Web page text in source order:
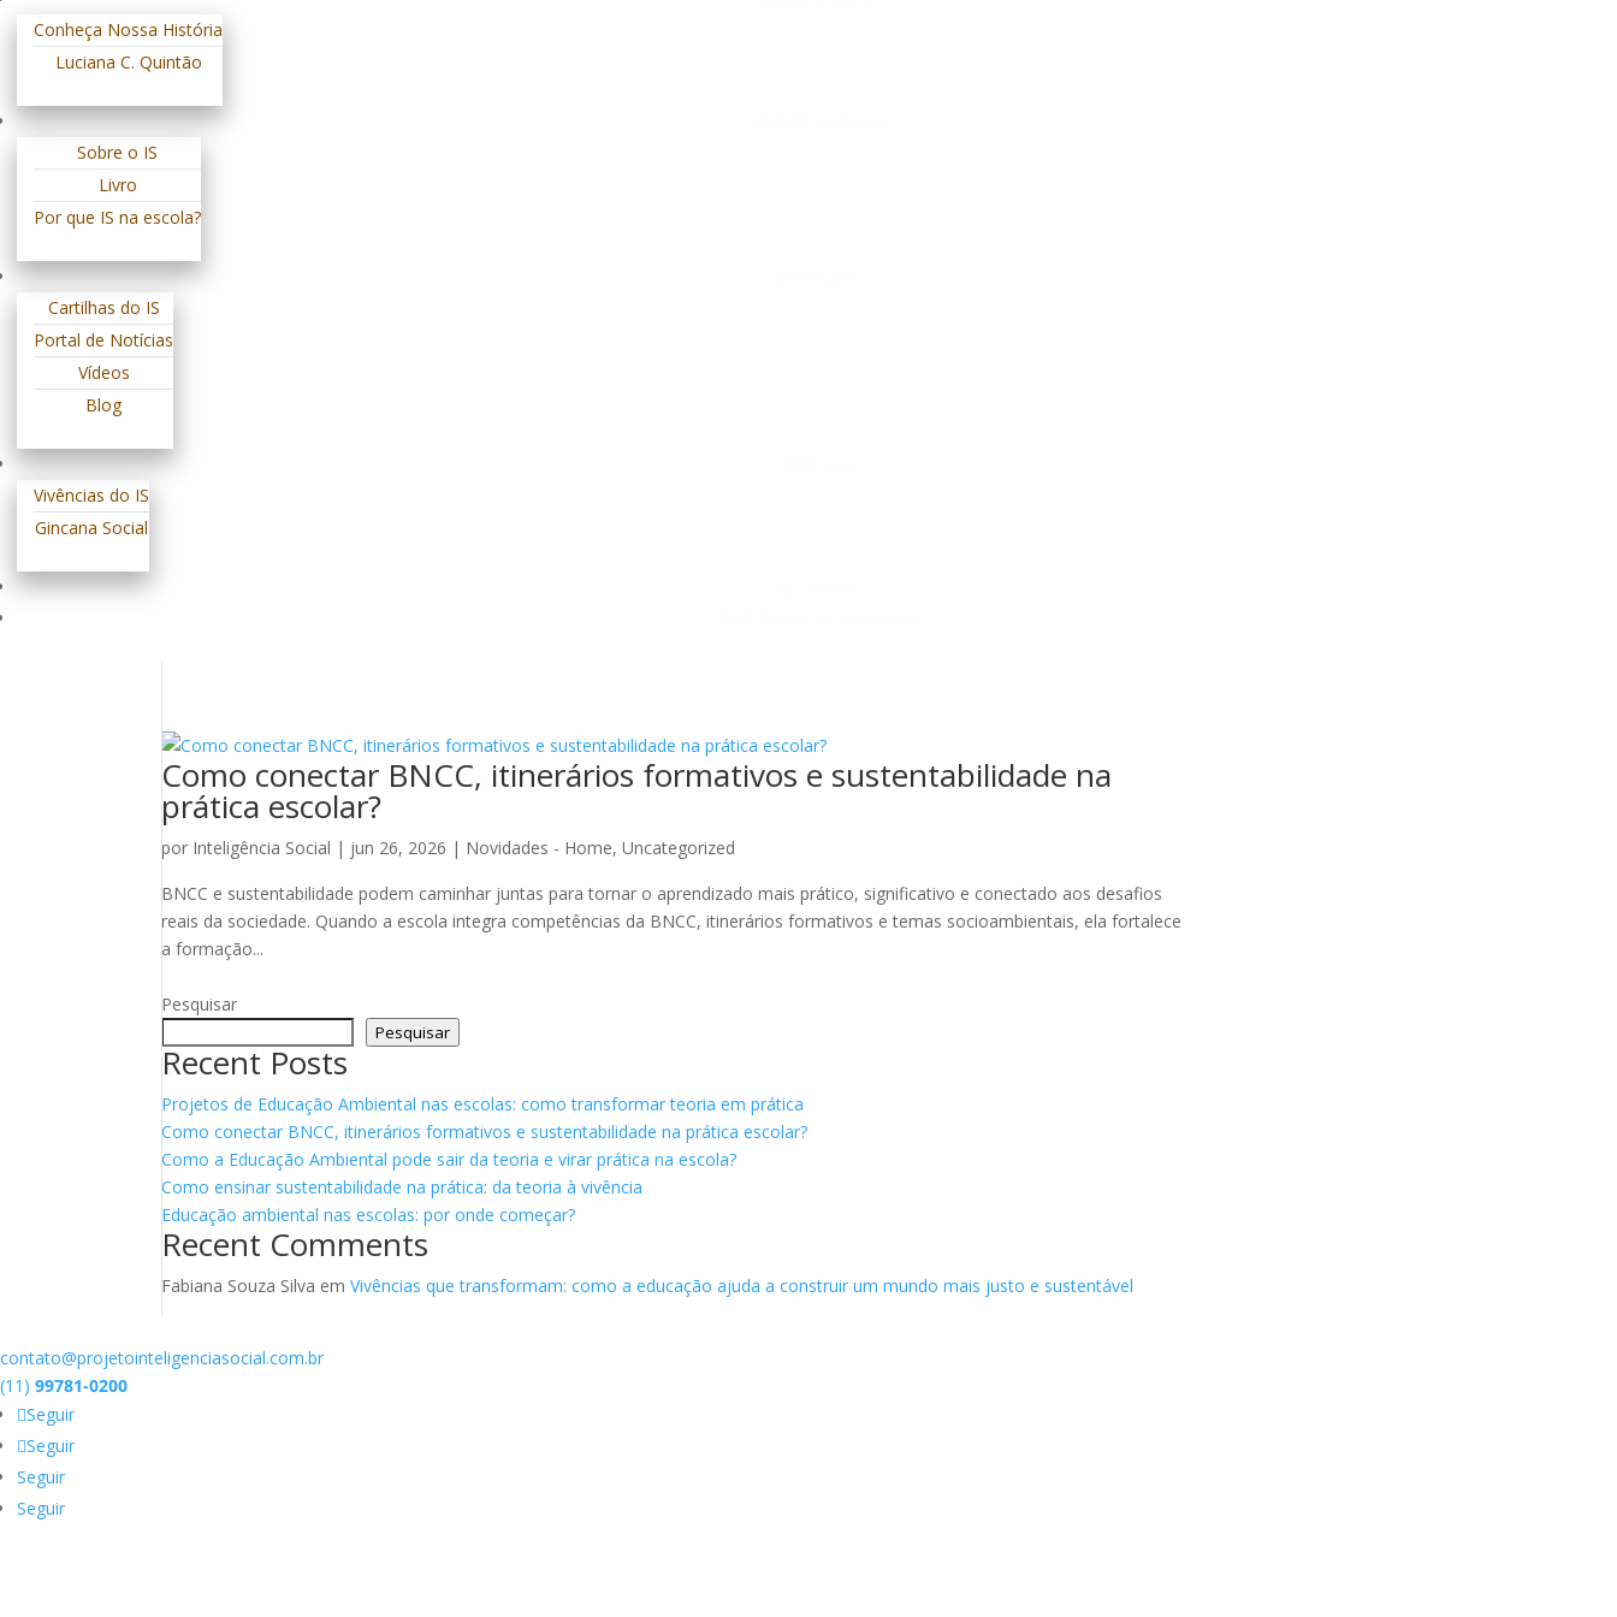
Conheça Nossa História
Luciana C. Quintão
Sobre o IS
Livro
Por que IS na escola?
Cartilhas do IS
Portal de Notícias
Vídeos
Blog
Vivências do IS
Gincana Social
Como conectar BNCC, itinerários formativos e sustentabilidade na
prática escolar?
por Inteligência Social | jun 26, 2026 | Novidades - Home,Uncategorized
BNCC e sustentabilidade podem caminhar juntas para tornar o aprendizado mais prático, significativo e conectado aos desafios
reais da sociedade. Quando a escola integra competências da BNCC, itinerários formativos e temas socioambientais, ela fortalece
a formação...
Pesquisar
Pesquisar
Recent Posts
Projetos de Educação Ambiental nas escolas: como transformar teoria em prática
Como conectar BNCC, itinerários formativos e sustentabilidade na prática escolar?
Como a Educação Ambiental pode sair da teoria e virar prática na escola?
Como ensinar sustentabilidade na prática: da teoria à vivência
Educação ambiental nas escolas: por onde começar?
Recent Comments
Fabiana Souza Silva emVivências que transformam: como a educação ajuda a construir um mundo mais justo e sustentável
contato@projetointeligenciasocial.com.br
(11) 99781-0200
Seguir
Seguir
Seguir
Seguir